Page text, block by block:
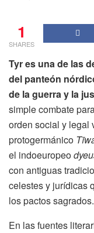
1
SHARES
Tyr es una de las
del panteón
de la guerra y la
simple combate
orden social y legal
protogermánico
el indoeuropeo
con antiguas
celestes y jurídicas
los pactos sagrados.
En las fuentes